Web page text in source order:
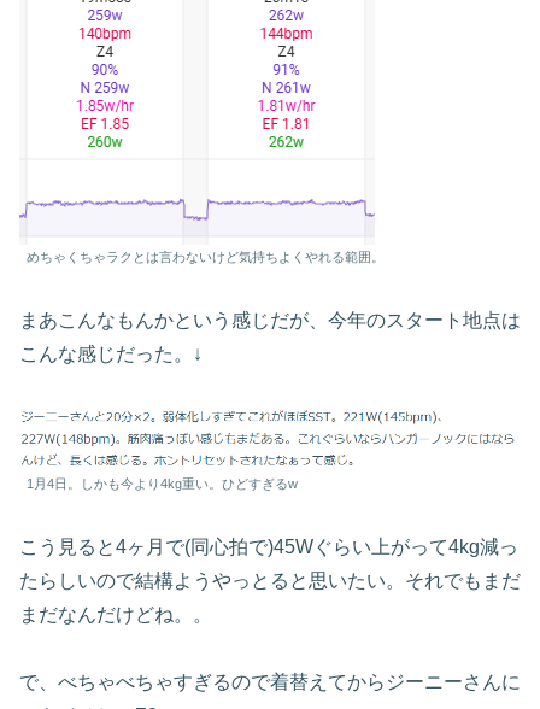
めちゃくちゃラクとは言わないけど気持ちよくやれる範囲。
まあこんなもんかという感じだが、今年のスタート地点は
こんな感じだった。↓
1月4日。しかも今より4kg重い。ひどすぎるw
こう見ると4ヶ月で(同心拍で)45Wぐらい上がって4kg減っ
たらしいので結構ようやっとると思いたい。それでもまだ
まだなんだけどね。。
で、べちゃべちゃすぎるので着替えてからジーニーさんに